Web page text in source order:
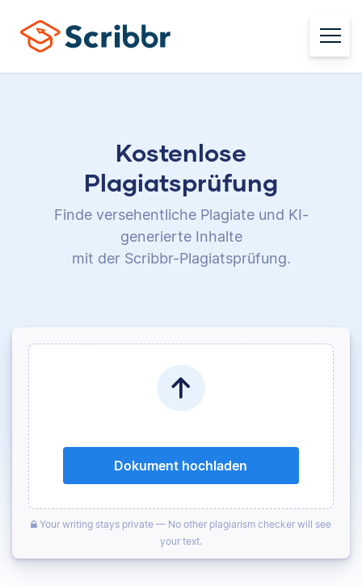
Kostenlose
Plagiatsprüfung
Finde versehentliche Plagiate und KI-
generierte Inhalte
mit der Scribbr-Plagiatsprüfung.
Dokument hochladen
Your writing stays private — No other plagiarism checker will see
your text.